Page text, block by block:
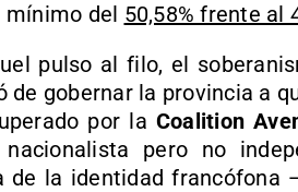
mínimo del 50,58% frente al
pulso al filo, el
de gobernar la provincia a
por la Coalition
nacionalista pero no
de la identidad francófona